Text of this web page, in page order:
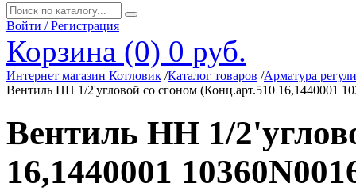
Войти / Регистрация
Корзина (0) 0 руб.
Интернет магазин Котловик /Каталог товаров /Арматура
Вентиль НН 1/2'угловой со сгоном (Конц.арт.510 16,1440001
Вентиль НН 1/
16,1440001